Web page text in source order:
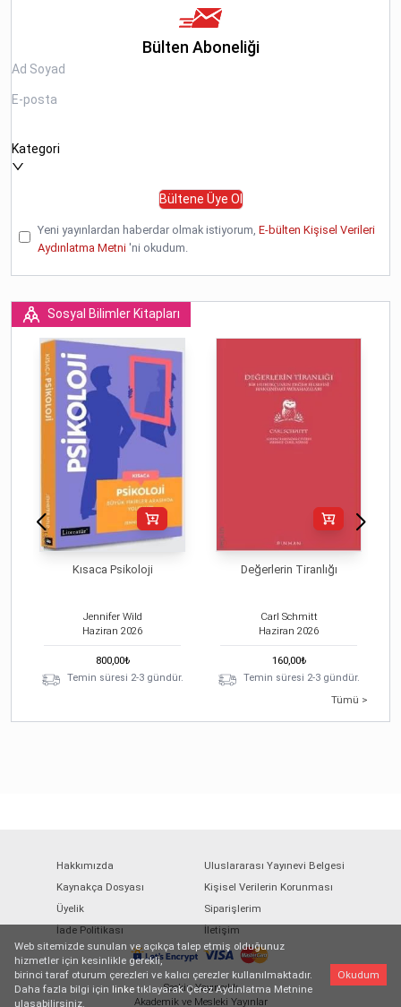
Bülten Aboneliği
Kategori
Bültene Üye Ol
Yeni yayınlardan haberdar olmak istiyorum, E-bülten Kişisel Verileri
Aydınlatma Metni 'ni okudum.
Sosyal Bilimler Kitapları
Kısaca Psikoloji
Jennifer Wild
Haziran 2026
800,00₺
Temin süresi 2-3 gündür.
Değerlerin Tiranlığı
Carl Schmitt
Haziran 2026
160,00₺
Temin süresi 2-3 gündür.
Tümü >
Hakkımızda
Uluslararası Yayınevi Belgesi
Kaynakça Dosyası
Kişisel Verilerin Korunması
Üyelik
Siparişlerim
İade Politikası
İletişim
Seçkin Yayıncılık
Akademik ve Mesleki Yayınlar
Web sitemizde sunulan ve açıkça talep etmiş olduğunuz
hizmetler için kesinlikle gerekli,
birinci taraf oturum çerezleri ve kalıcı çerezler kullanılmaktadır.
Daha fazla bilgi için linke tıklayarak Çerez Aydınlatma Metnine
ulaşabilirsiniz.
Okudum